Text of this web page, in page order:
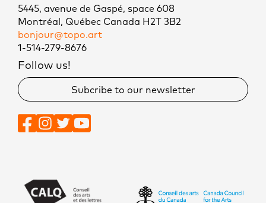
5445, avenue de Gaspé, space 608
Montréal, Québec Canada H2T 3B2
bonjour@topo.art
1-514-279-8676
Follow us!
Subcribe to our newsletter